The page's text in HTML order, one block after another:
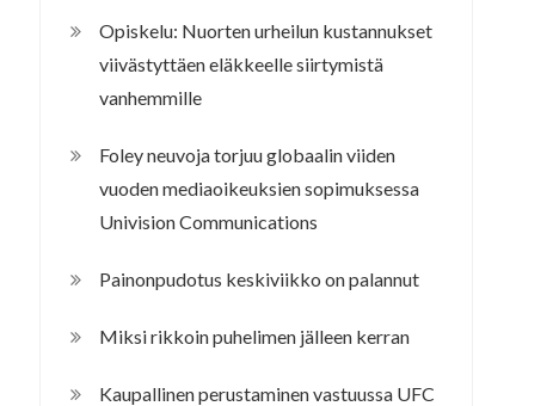
Opiskelu: Nuorten urheilun kustannukset
viivästyttäen eläkkeelle siirtymistä
vanhemmille
Foley neuvoja torjuu globaalin viiden
vuoden mediaoikeuksien sopimuksessa
Univision Communications
Painonpudotus keskiviikko on palannut
Miksi rikkoin puhelimen jälleen kerran
Kaupallinen perustaminen vastuussa UFC